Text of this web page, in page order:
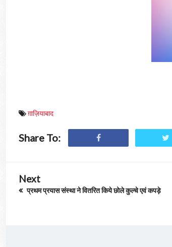
ग़ाज़ियाबाद
Share To:
Next
प्रथम प्रयास संस्था ने वितरित किये छोले कुल्चे एवं कपड़े